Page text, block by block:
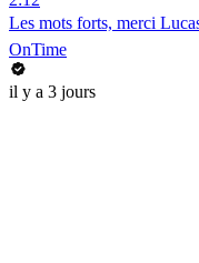
Les mots forts, merci
OnTime
il y a 3 jours